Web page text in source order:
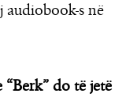
audiobook-s në
“Berk” do të jetë